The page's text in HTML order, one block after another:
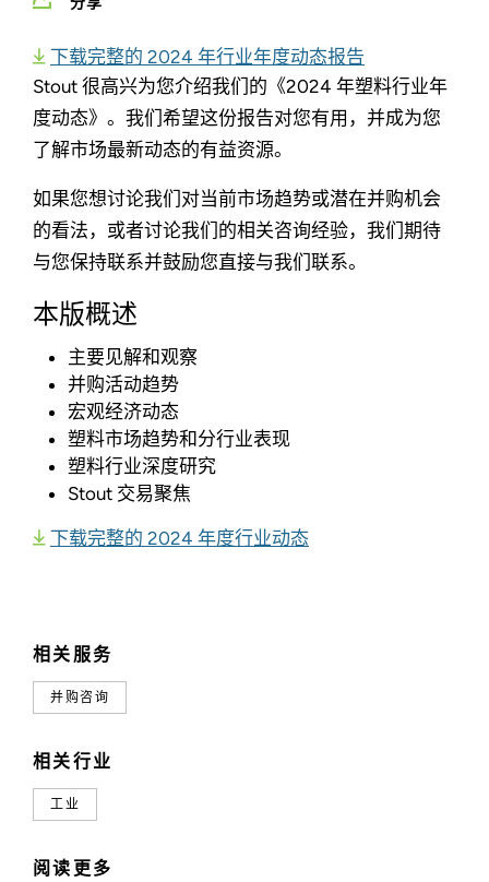
相关服务
并购咨询
相关行业
工业
阅读更多
下载完整的 2024 年行业年度动态报告
Stout 很高兴为您介绍我们的《2024 年塑料行业年
度动态》。我们希望这份报告对您有用，并成为您
了解市场最新动态的有益资源。
如果您想讨论我们对当前市场趋势或潜在并购机会
的看法，或者讨论我们的相关咨询经验，我们期待
与您保持联系并鼓励您直接与我们联系。
本版概述
主要见解和观察
并购活动趋势
宏观经济动态
塑料市场趋势和分行业表现
塑料行业深度研究
Stout 交易聚焦
下载完整的 2024 年度行业动态